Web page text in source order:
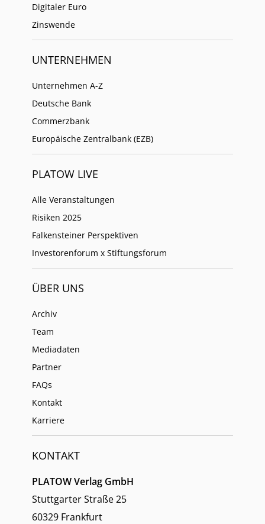
Digitaler Euro
Zinswende
UNTERNEHMEN
Unternehmen A-Z
Deutsche Bank
Commerzbank
Europäische Zentralbank (EZB)
PLATOW LIVE
Alle Veranstaltungen
Risiken 2025
Falkensteiner Perspektiven
Investorenforum x Stiftungsforum
ÜBER UNS
Archiv
Team
Mediadaten
Partner
FAQs
Kontakt
Karriere
KONTAKT
PLATOW Verlag GmbH
Stuttgarter Straße 25
60329 Frankfurt